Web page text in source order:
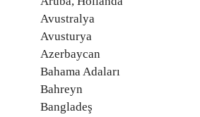
Avustralya
Avusturya
Azerbaycan
Bahama Adaları
Bahreyn
Bangladeş